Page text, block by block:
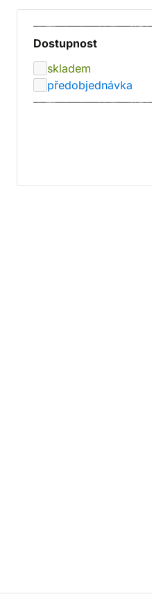
Dostupnost
skladem
předobjednávka